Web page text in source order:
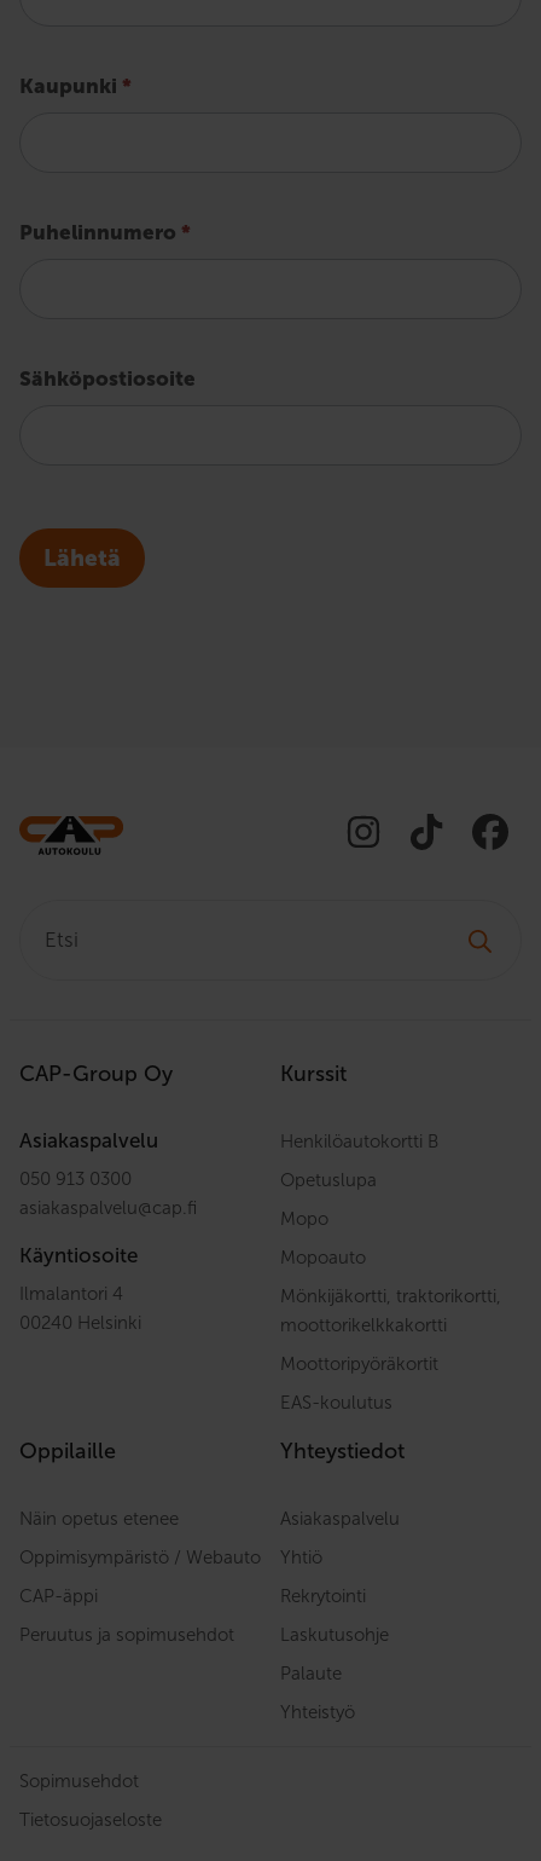
Kaupunki *
Puhelinnumero *
Sähköpostiosoite
Lähetä
CAP-Group Oy
Asiakaspalvelu
050 913 0300
asiakaspalvelu@cap.fi
Käyntiosoite
Ilmalantori 4
00240 Helsinki
Kurssit
Henkilöautokortti B
Opetuslupa
Mopo
Mopoauto
Mönkijäkortti, traktorikortti,
moottorikelkkakortti
Moottoripyöräkortit
EAS-koulutus
Oppilaille
Näin opetus etenee
Oppimisympäristö / Webauto
CAP-äppi
Peruutus ja sopimusehdot
Yhteystiedot
Asiakaspalvelu
Yhtiö
Rekrytointi
Laskutusohje
Palaute
Yhteistyö
Sopimusehdot
Tietosuojaseloste